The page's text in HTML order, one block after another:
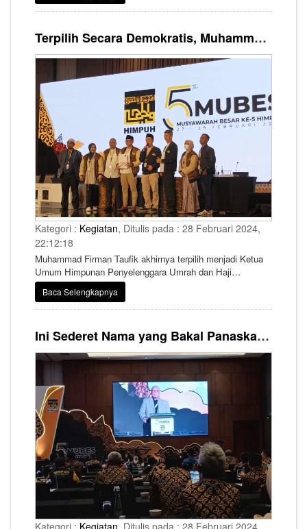
Terpilih Secara Demokratis, Muhammad Firman Taufik akan Pimpin HIMPUH Periode 2024-2028
Kategori : Kegiatan, Ditulis pada : 28 Februari 2024,
22:12:18
Muhammad Firman Taufik akhirnya terpilih menjadi Ketua
Umum Himpunan Penyelenggara Umrah dan Haji
(HIMPUH) untuk periode 2024-2028.
Baca Selengkapnya
Ini Sederet Nama yang Bakal Panaskan Bursa Bakal Calon Ketua Umum Himpuh Periode 2024-2029
Kategori : Kegiatan , Ditulis pada : 28 Februari 2024,